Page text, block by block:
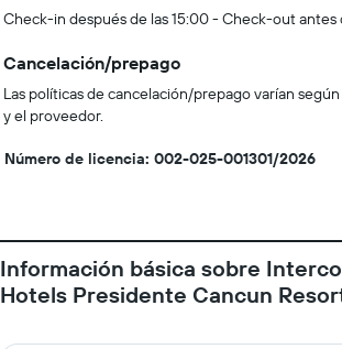
Check-in después de las 15:00 - Check-out antes
Cancelación/prepago
Las políticas de cancelación/prepago varían
y el proveedor.
Número de licencia: 002-025-001301/2026
Información básica sobre
Hotels Presidente Cancun